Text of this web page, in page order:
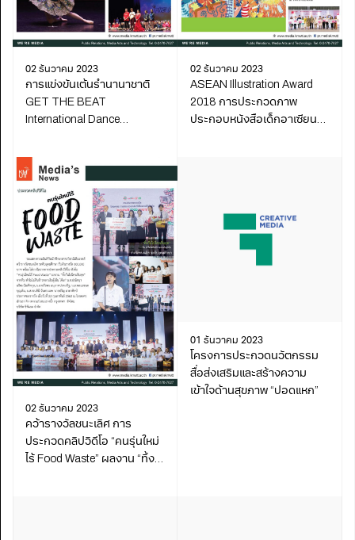
02 ธันวาคม 2023
การแข่งขันเต้นรำนานาชาติ
GET THE BEAT
International Dance
02 ธันวาคม 2023
ASEAN Illustration Award
2018 การประกวดภาพ
ประกอบหนังสือเด็กอาเซียน
02 ธันวาคม 2023
คว้ารางวัลชนะเลิศ การ
ประกวดคลิปวิดีโอ “คนรุ่นใหม่
ไร้ Food Waste” ผลงาน “ทิ้ง
01 ธันวาคม 2023
โครงการประกวดนวัตกรรม
สื่อส่งเสริมและสร้างความ
เข้าใจด้านสุขภาพ “ปอดแหก”